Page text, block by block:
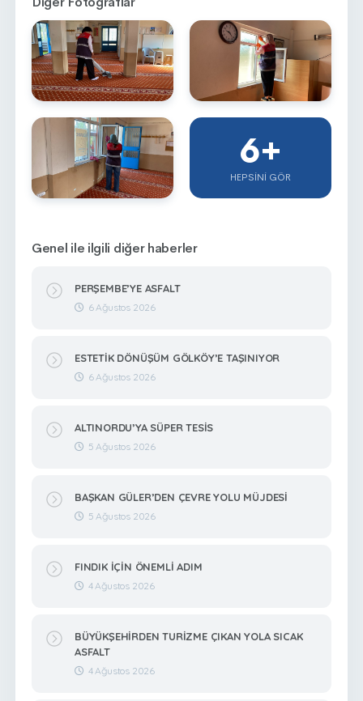
6+
HEPSINI GÖR
Genel ile ilgili diğer haberler
PERŞEMBE’YE ASFALT
6 Ağustos 2026
ESTETİK DÖNÜŞÜM GÖLKÖY’E TAŞINIYOR
6 Ağustos 2026
ALTINORDU’YA SÜPER TESİS
5 Ağustos 2026
BAŞKAN GÜLER’DEN ÇEVRE YOLU MÜJDESİ
5 Ağustos 2026
FINDIK İÇİN ÖNEMLİ ADIM
4 Ağustos 2026
BÜYÜKŞEHİRDEN TURİZME ÇIKAN YOLA SICAK
ASFALT
4 Ağustos 2026